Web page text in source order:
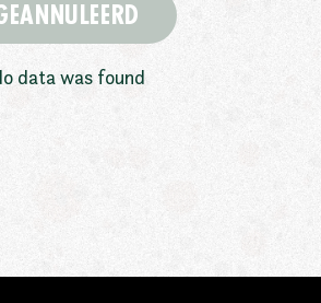
data was found